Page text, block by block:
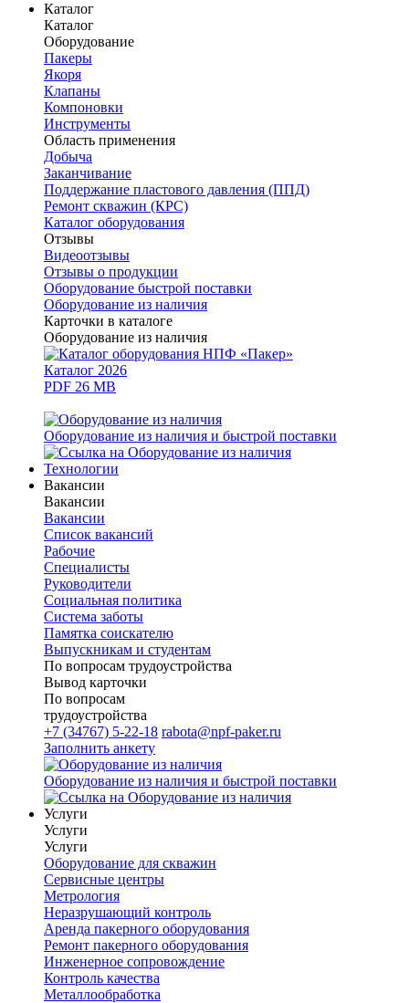
Каталог
Каталог
Оборудование
Пакеры
Якоря
Клапаны
Компоновки
Инструменты
Область применения
Добыча
Заканчивание
Поддержание пластового давления (ППД)
Ремонт скважин (КРС)
Каталог оборудования
Отзывы
Видеоотзывы
Отзывы о продукции
Оборудование быстрой поставки
Оборудование из наличия
Карточки в каталоге
Оборудование из наличия
Каталог 2026
PDF 26 MB
Оборудование из наличия и быстрой поставки
Технологии
Вакансии
Вакансии
Вакансии
Список вакансий
Рабочие
Специалисты
Руководители
Cоциальная политика
Система заботы
Памятка соискателю
Выпускникам и студентам
По вопросам трудоустройства
Вывод карточки
По вопросам
трудоустройства
+7 (34767) 5-22-18 rabota@npf-paker.ru
Заполнить анкету
Оборудование из наличия и быстрой поставки
Услуги
Услуги
Услуги
Оборудование для скважин
Сервисные центры
Метрология
Неразрушающий контроль
Аренда пакерного оборудования
Ремонт пакерного оборудования
Инженерное сопровождение
Контроль качества
Металлообработка